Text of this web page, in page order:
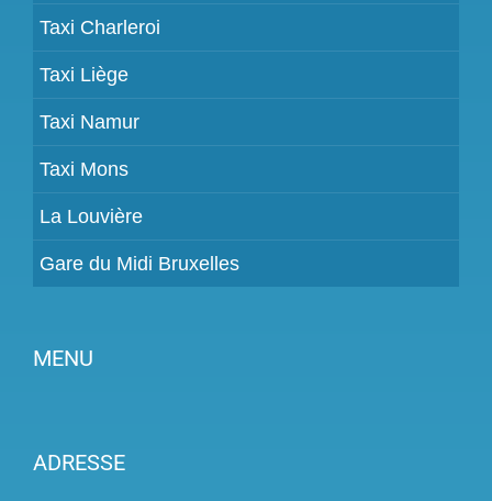
Taxi Charleroi
Taxi Liège
Taxi Namur
Taxi Mons
La Louvière
Gare du Midi Bruxelles
MENU
Tarifs
ADRESSE